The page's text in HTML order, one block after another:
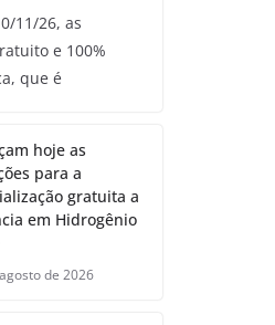
11/26, as
e 100%
que é
hoje as
para a
gratuita a
em Hidrogênio
de 2026